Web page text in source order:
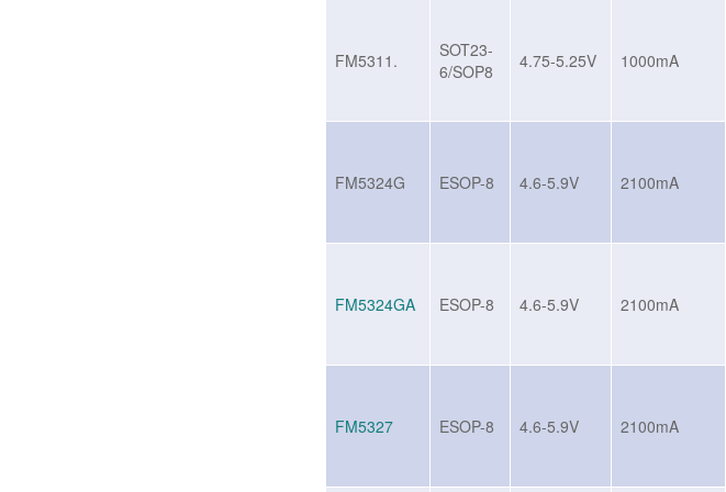
FM5311.
SOT23-
6/SOP8
4.75-5.25V 1000mA
FM5324G ESOP-8 4.6-5.9V 2100mA
FM5324GA ESOP-8 4.6-5.9V 2100mA
FM5327 ESOP-8 4.6-5.9V 2100mA